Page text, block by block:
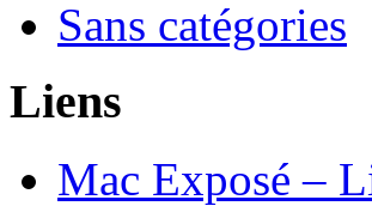
Sans catégories
Liens
Mac Exposé –